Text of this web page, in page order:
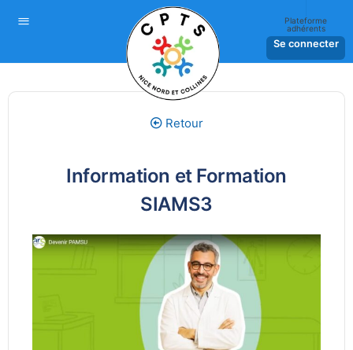
Plateforme
adhérents
Se connecter
Retour
Information et Formation
SIAMS3